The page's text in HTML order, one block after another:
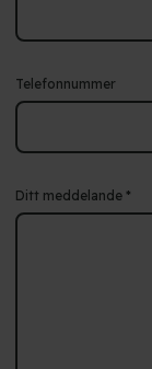
Telefonnummer
Ditt meddelande *